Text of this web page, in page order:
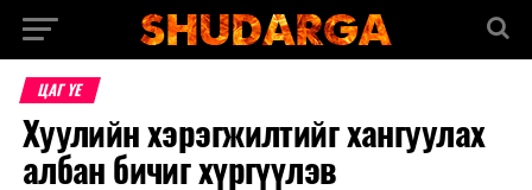
ЦАГ ҮЕ
Хуулийн хэрэгжилтийг хангуулах
албан бичиг хүргүүлэв